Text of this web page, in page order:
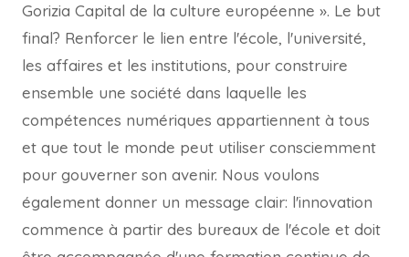
Gorizia Capital de la culture européenne ». Le but
final? Renforcer le lien entre l'école, l'université,
les affaires et les institutions, pour construire
ensemble une société dans laquelle les
compétences numériques appartiennent à tous
et que tout le monde peut utiliser consciemment
pour gouverner son avenir. Nous voulons
également donner un message clair: l'innovation
commence à partir des bureaux de l'école et doit